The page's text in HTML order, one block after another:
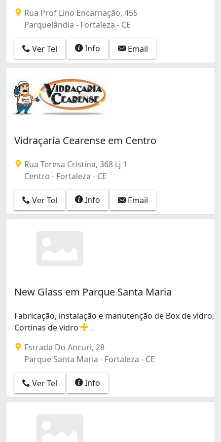
Cambeba (2)
Canindezinho (1)
Cidade dos Funcionários (7)
Cocó (1)
Colonia (1)
Demócrito Rocha (1)
Dionisio Torres (4)
Dom Lustosa (1)
Engenheiro Luciano Cavalcante (2)
Fátima (2)
Genibaú (1)
Henrique Jorge (1)
Itaoca (1)
Itaperi (2)
Jacarecanga (1)
Jangurussu (2)
João XXIII (1)
Manoel Sátiro (9)
Manuel Sátiro (1)
Messejana (7)
Mondubim (2)
Monte Castelo (1)
Montese (13)
Mucuripe (1)
Rua Prof Lino Encarnação, 455
Parquelândia - Fortaleza - CE
Ver Tel Info Email
Vidraçaria Cearense em Centro
Rua Teresa Cristina, 368 Lj 1
Centro - Fortaleza - CE
Ver Tel Info Email
New Glass em Parque Santa Maria
Fabricação, instalação e manutenção de Box de vidro,
Cortinas de vidro
Estrada Do Ancuri, 28
Parque Santa Maria - Fortaleza - CE
Ver Tel Info